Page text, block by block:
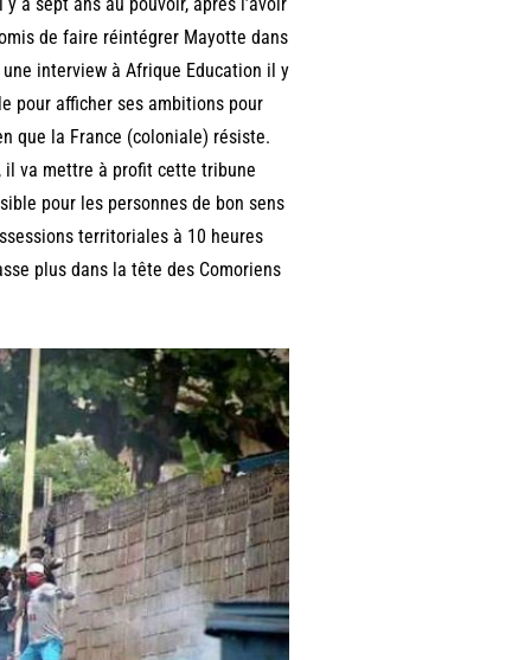
de faire réintégrer Mayotte dans
interview à Afrique Education il y
pour afficher ses ambitions pour
que la France (coloniale) résiste.
il va mettre à profit cette tribune
pour les personnes de bon sens
territoriales à 10 heures
plus dans la tête des Comoriens